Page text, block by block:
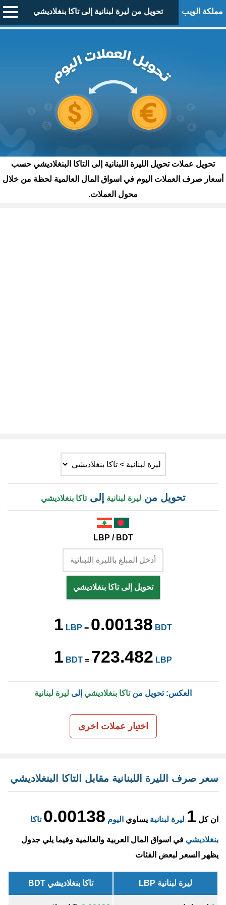
مملكة الويب تحويل من ليرة لبنانية إلى تاكا بنغلاديشي
تحويل عملات تحويل الليرة اللبنانية إلى التاكا البنغلاديشي حسب
أسعار صرف العملات اليوم في اسواق المال العالمية لحظة من خلال
محول العملات.
تحويل من ليرة لبنانية إلىتاكا بنغلاديشي
LBP / BDT
تحويل إلى تاكا بنغلاديشي
1 LBP = 0.00138 BDT
1 BDT = 723.482 LBP
العكس: تحويل منتاكا بنغلاديشي إلى ليرة لبنانية
اختيار عملات اخرى
سعر صرف الليرة اللبنانية مقابل التاكا البنغلاديشي
ان كل 1 ليرة لبنانية يساوي اليوم 0.00138 تاكا
بنغلاديشي في اسواق المال العربية والعالمية وفيما يلي جدول
يظهر السعر لبعض الفئات
ليرة لبنانية LBP تاكا بنغلاديشي BDT